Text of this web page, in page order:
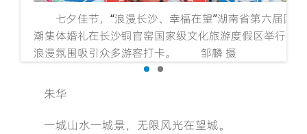
七夕佳节，“浪漫长沙、幸福在望”湖南省第六届国
潮集体婚礼在长沙铜官窑国家级文化旅游度假区举行，
浪漫氛围吸引众多游客打卡。 邹麟 摄
朱华
一城山水一城景，无限风光在望城。